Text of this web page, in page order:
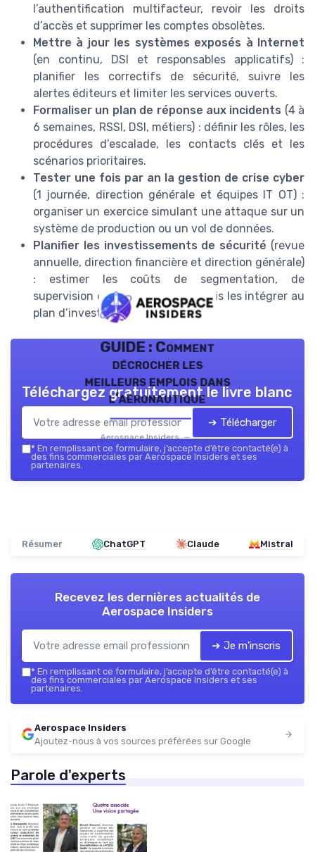
l’authentification multifacteur, revoir les droits
d’accès et supprimer les comptes obsolètes.
Mettre à jour les systèmes exposés à Internet
(en continu, DSI et responsables applicatifs) :
planifier les correctifs de sécurité, suivre les
alertes éditeurs et limiter les services ouverts.
Formaliser un plan de réponse aux incidents (4 à
6 semaines, RSSI, DSI, métiers) : définir les rôles, les
procédures d’escalade, les contacts clés et les
scénarios prioritaires.
Tester une fois par an la gestion de crise cyber
(1 journée, direction générale et équipes IT OT) :
organiser un exercice simulant une attaque sur un
système de production ou un vol de données.
Planifier les investissements de sécurité (revue
annuelle, direction financière et direction générale)
: estimer les coûts de segmentation, de
supervision et de sauvegardes, puis les intégrer au
plan d’investissement industriel.
GUIDE : Comment
décrocher les
meilleurs emplois dans
l’aéronautique
Aerospace Insiders — 2026
Téléchargez gratuitement le livre blanc
➔ Télécharger
* En remplissant ce formulaire, j’accepte d’être contacté(e) à
des fins commerciales par Aerospace Insiders et ses
partenaires.
Résumer ChatGPT Claude Mistral
Recevez les dernières actualités de
Aerospace Insiders
➔ Je m'inscris
* En remplissant ce formulaire, j’accepte d’être contacté(e) à
des fins commerciales par Aerospace Insiders et ses
partenaires.
Aerospace Insiders
Ajoutez-nous à vos sources préférées sur Google
Parole d'experts